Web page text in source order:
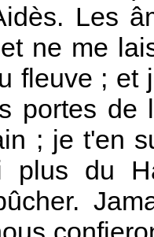
Les
ne me
fleuve ; et
portes de
; je t'en
plus du